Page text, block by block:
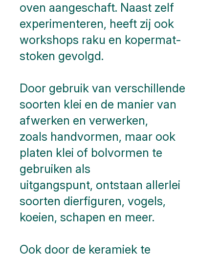
oven aangeschaft. Naast zelf
experimenteren, heeft zij ook
workshops raku en kopermat-
stoken gevolgd.
Door gebruik van verschillende
soorten klei en de manier van
afwerken en verwerken,
zoals handvormen, maar ook
platen klei of bolvormen te
gebruiken als
uitgangspunt, ontstaan allerlei
soorten dierfiguren, vogels,
koeien, schapen en meer.
Ook door de keramiek te